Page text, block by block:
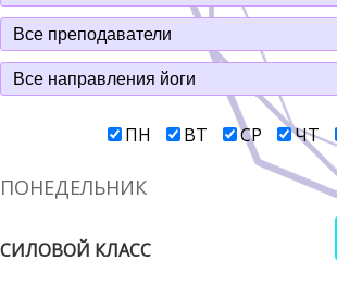
ПН ВТ СР ЧТ
ПОНЕДЕЛЬНИК
СИЛОВОЙ КЛАСС